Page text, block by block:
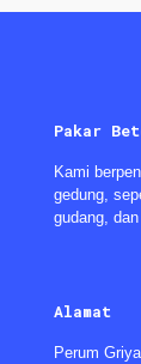
Pakar
Kami
gedung,
gudang,
Alamat
Perum